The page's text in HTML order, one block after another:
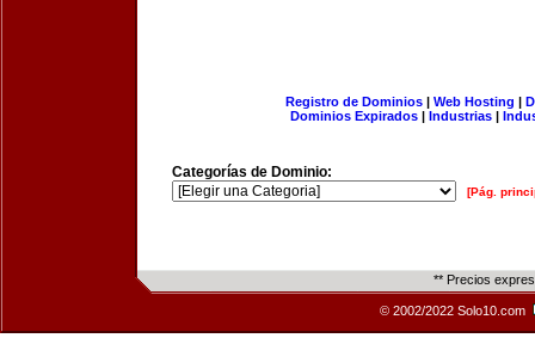
Registro de Dominios| Web Hosting |
Dominios Expirados | Industrias |
Categorías de Dominio:
[Pág.
** Precios
© 2002/2022 Solo10.com